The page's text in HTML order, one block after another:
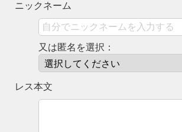
ニックネーム
又は匿名を選択：
レス本文